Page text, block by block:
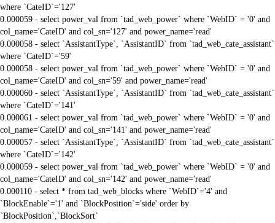
where `CateID`='127'
0.000059 - select power_val from `tad_web_power` where `WebID` = '0' and
col_name='CateID' and col_sn='127' and power_name='read'
0.000058 - select `AssistantType`, `AssistantID` from `tad_web_cate_assistant`
where `CateID`='59'
0.000058 - select power_val from `tad_web_power` where `WebID` = '0' and
col_name='CateID' and col_sn='59' and power_name='read'
0.000060 - select `AssistantType`, `AssistantID` from `tad_web_cate_assistant`
where `CateID`='141'
0.000061 - select power_val from `tad_web_power` where `WebID` = '0' and
col_name='CateID' and col_sn='141' and power_name='read'
0.000057 - select `AssistantType`, `AssistantID` from `tad_web_cate_assistant`
where `CateID`='142'
0.000059 - select power_val from `tad_web_power` where `WebID` = '0' and
col_name='CateID' and col_sn='142' and power_name='read'
0.000110 - select * from tad_web_blocks where `WebID`='4' and
`BlockEnable`='1' and `BlockPosition`='side' order by
`BlockPosition`,`BlockSort`